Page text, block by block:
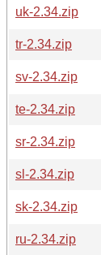
uk-2.34.zip
tr-2.34.zip
sv-2.34.zip
te-2.34.zip
sr-2.34.zip
sl-2.34.zip
sk-2.34.zip
ru-2.34.zip